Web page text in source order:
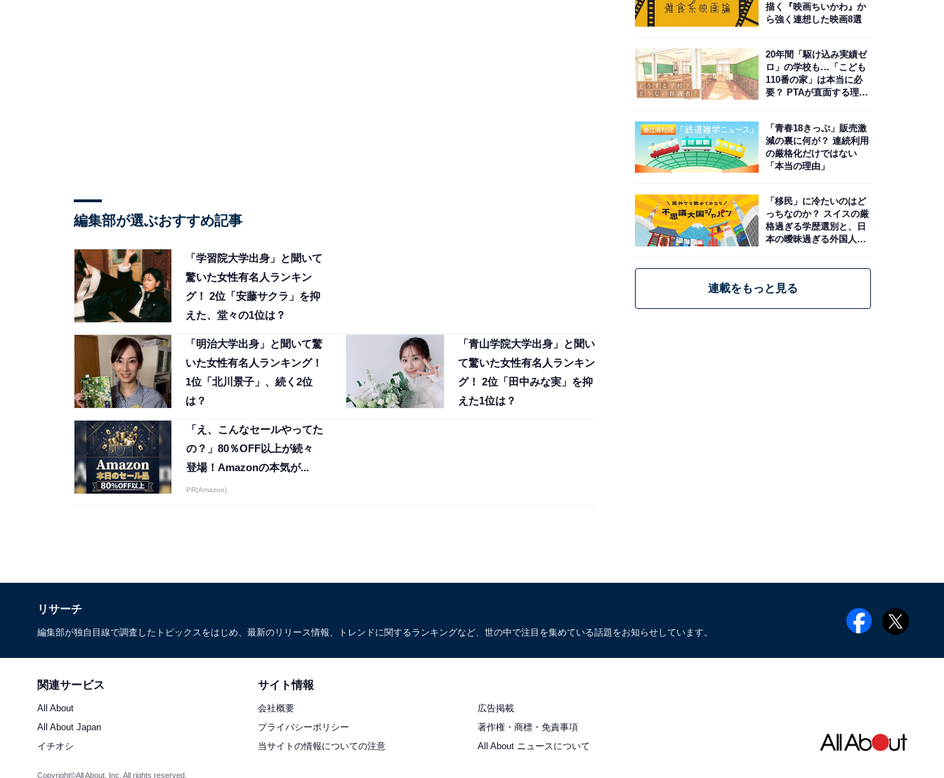
編集部が選ぶおすすめ記事
「学習院大学出身」と聞いて
驚いた女性有名人ランキン
グ！ 2位「安藤サクラ」を抑
えた、堂々の1位は？
「明治大学出身」と聞いて驚
いた女性有名人ランキング！
1位「北川景子」、続く2位
は？
「青山学院大学出身」と聞い
て驚いた女性有名人ランキン
グ！ 2位「田中みな実」を抑
えた1位は？
「え、こんなセールやってた
の？」80％OFF以上が続々
登場！Amazonの本気が...
PR(Amazon)
描く『映画ちいかわ』か
ら強く連想した映画8選
20年間「駆け込み実績ゼ
ロ」の学校も…「こども
110番の家」は本当に必
要？ PTAが直面する理想
「青春18きっぷ」販売激
減の裏に何が？ 連続利用
の厳格化だけではない
「本当の理由」
「移民」に冷たいのはど
っちなのか？ スイスの厳
格過ぎる学歴選別と、日
本の曖昧過ぎる外国人政
連載をもっと見る
リサーチ
編集部が独自目線で調査したトピックスをはじめ、最新のリリース情報、トレンドに関するランキングなど、世の中で注目を集めている話題をお知らせしています。
関連サービス
All About
All About Japan
イチオシ
サイト情報
会社概要
広告掲載
プライバシーポリシー
著作権・商標・免責事項
当サイトの情報についての注意
All About ニュースについて
Copyright©All About, Inc. All rights reserved.